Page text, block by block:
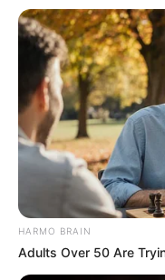
HARMO BRAIN
Adults Over 50 Are